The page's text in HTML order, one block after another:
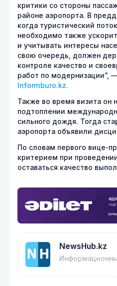
критики со стороны
районе аэропорта. В
когда туристический
необходимо также
и учитывать интересы
свою очередь, должен
контроле качество и
работ по модернизации”,
Informburo.kz.
Также во время визита он
подтоплении
сильного дождя. Тогда
аэропорта объявили
По словам первого вице-
критерием при
оставаться качество
NewsHub.kz